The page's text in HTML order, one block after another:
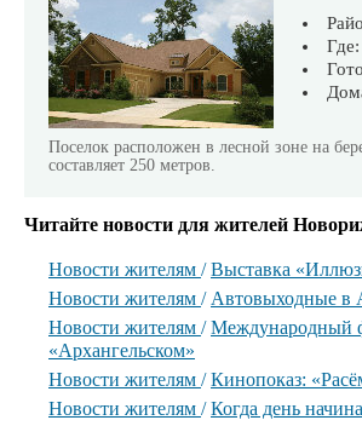
Где:
Поселок расположен в лесной зоне на
составляет 250 метров.
Читайте новости для жителей
Новости жителям /Выставка
Новости жителям / Автовыходные в
Новости жителям /Международный
«Архангельском»
Новости жителям /Кинопоказ:
Новости жителям /Когда день